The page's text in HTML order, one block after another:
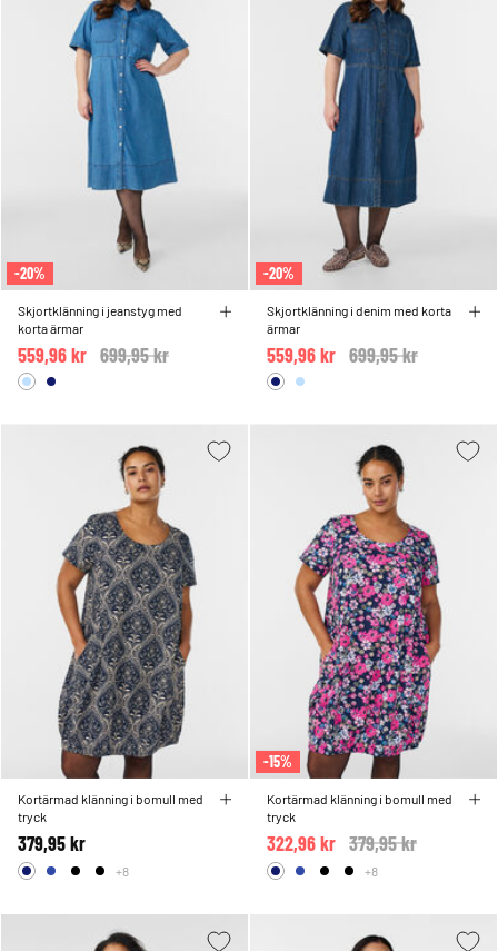
-20%
Skjortklänning i jeanstyg med
korta ärmar
Price reduced from
699,95 kr
559,96 kr
-20%
Skjortklänning i denim med korta
ärmar
Price reduced from
699,95 kr
559,96 kr
Kortärmad klänning i bomull med
tryck
379,95 kr
+8
-15%
Kortärmad klänning i bomull med
tryck
Price reduced from
379,95 kr
322,96 kr
+8